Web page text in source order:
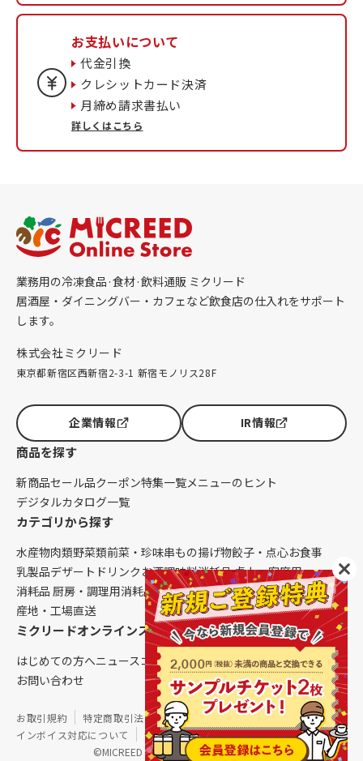
お支払いについて
代金引換
クレシットカード決済
月締め請求書払い
詳しくはこちら
業務用の冷凍食品·食材·飲料通販 ミクリード
居酒屋・ダイニングバー・カフェなど飲食店の仕入れをサポート
します。
株式会社ミクリード
東京都新宿区西新宿2-3-1 新宿モノリス28F
企業情報 IR情報
商品を探す
新商品セール品クーポン特集一覧メニューのヒント
デジタルカタログ一覧
カテゴリから探す
水産物肉類野菜類前菜・珍味串もの揚げ物餃子・点心お食事
乳製品デザート ドリンク お酒調味料消耗品 卓上・客席用
消耗品 厨房・調理用消耗品 クレンリネス生鮮品（配送便限定）
産地・工場直送
ミクリードオンラインストアについて
はじめての方へニュースコラムご利用ガイド会社概要
お問い合わせ
©MICREED CO.,LTD. All Rights Reserved.
お取引規約 特定商取引法に基づく表記
個人情報保護方針
インボイス対応について
サイトマップ